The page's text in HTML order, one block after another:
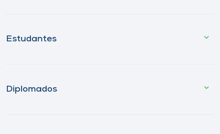
Estudantes
Diplomados